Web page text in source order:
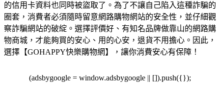
的信用卡資料也同時被盜取了。為了不讓自己陷入這種詐騙的
圈套，消費者必須隨時留意網路購物網站的安全性，並仔細觀
察詐騙網站的破綻。選擇評價好、有知名品牌做靠山的網路購
物商城，才能夠買的安心、用的心安，退貨不用擔心。因此，
選擇【GOHAPPY快樂購物網】，讓你消費安心有保障！
(adsbygoogle = window.adsbygoogle || []).push({});